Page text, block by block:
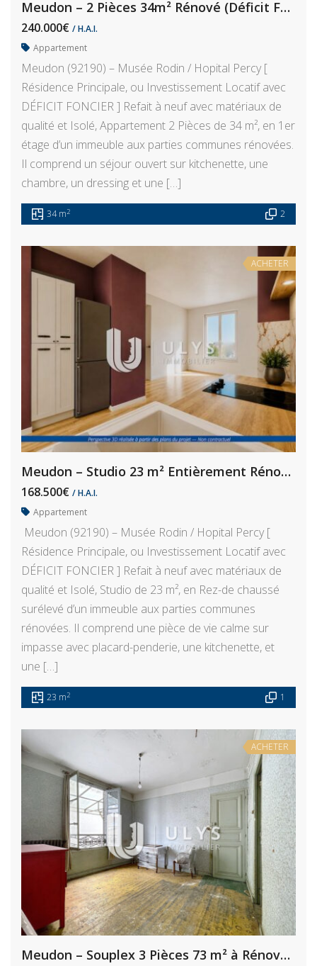
Meudon – 2 Pièces 34m² Rénové (Déficit Foncier)
240.000€ / H.A.I.
Appartement
Meudon (92190) – Musée Rodin / Hopital Percy [
Résidence Principale, ou Investissement Locatif avec
DÉFICIT FONCIER ] Refait à neuf avec matériaux de
qualité et Isolé, Appartement 2 Pièces de 34 m², en 1er
étage d’un immeuble aux parties communes rénovées.
Il comprend un séjour ouvert sur kitchenette, une
chambre, un dressing et une […]
34 m2 2
ACHETER
Meudon – Studio 23 m² Entièrement Rénové (possible Déficit Foncier)
168.500€ / H.A.I.
Appartement
Meudon (92190) – Musée Rodin / Hopital Percy [
Résidence Principale, ou Investissement Locatif avec
DÉFICIT FONCIER ] Refait à neuf avec matériaux de
qualité et Isolé, Studio de 23 m², en Rez-de chaussé
surélevé d’un immeuble aux parties communes
rénovées. Il comprend une pièce de vie calme sur
impasse avec placard-penderie, une kitchenette, et
une […]
23 m2 1
ACHETER
Meudon – Souplex 3 Pièces 73 m² à Rénover (Déficit Foncier)